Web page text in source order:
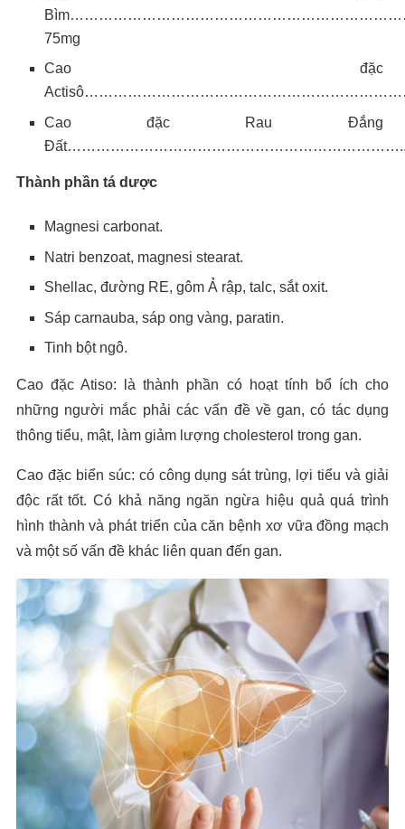
75mg
Cao đặc
Cao đặc Rau Đắng
Thành phần tá dược
Magnesi carbonat.
Natri benzoat, magnesi stearat.
Shellac, đường RE, gôm Ả rập, talc, sắt oxit.
Sáp carnauba, sáp ong vàng, paratin.
Tinh bột ngô.
Cao đặc Atiso: là thành phần có hoạt tính bổ ích cho
những người mắc phải các vấn đề về gan, có tác dụng
thông tiểu, mật, làm giảm lượng cholesterol trong gan.
Cao đặc biển súc: có công dụng sát trùng, lợi tiểu và giải
độc rất tốt. Có khả năng ngăn ngừa hiệu quả quá trình
hình thành và phát triển của căn bệnh xơ vữa đồng mạch
và một số vấn đề khác liên quan đến gan.